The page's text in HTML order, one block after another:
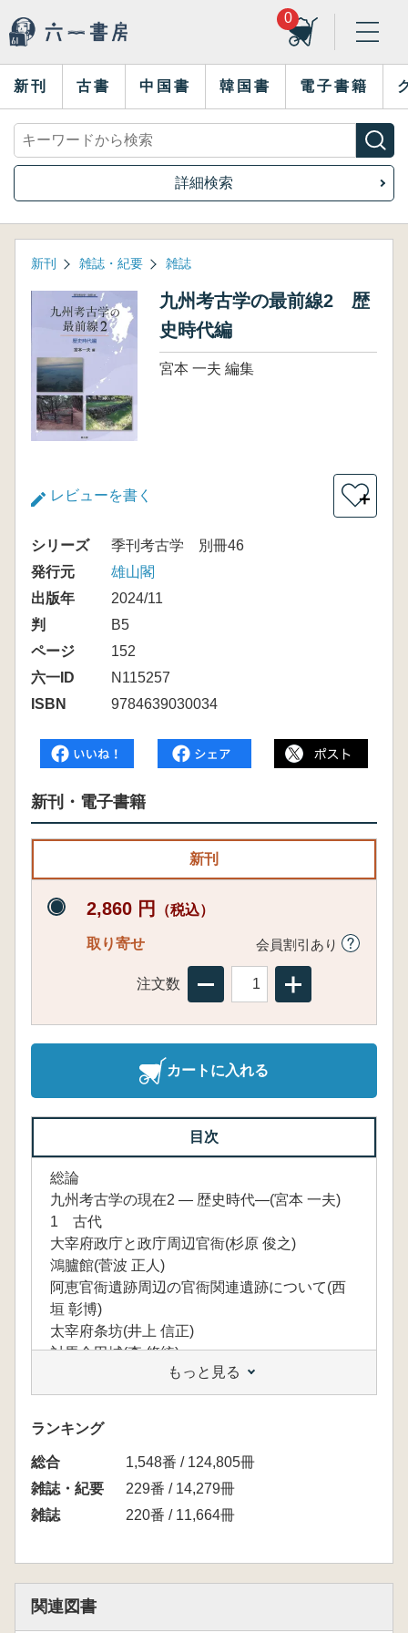
0
新刊 古書 中国書 韓国書 電子書籍
詳細検索
新刊 雑誌・紀要 雑誌
九州考古学の最前線2 歴
史時代編
宮本 一夫 編集
レビューを書く ＋
シリーズ
季刊考古学 別冊46
発行元
雄山閣
出版年
2024/11
判
B5
ページ
152
六一ID
N115257
ISBN
9784639030034
新刊・電子書籍
新刊
2,860 円 （税込）
取り寄せ 会員割引あり
注文数
カートに入れる
目次
総論
九州考古学の現在2 ― 歴史時代―(宮本 一夫)
1 古代
大宰府政庁と政庁周辺官衙(杉原 俊之)
鴻臚館(菅波 正人)
阿恵官衙遺跡周辺の官衙関連遺跡について(西
垣 彰博)
太宰府条坊(井上 信正)
対馬金田城(森 悠統)
大野城(宮地 聡一郎)
基肄城(中島 恒次郎)
大宰府外郭線(吉田 東明)
元岡・桑原遺跡群の製錬炉(長家 伸)
喜界島城久遺跡の調査成果と課題(島袋 未樹)
8～9世紀の水害遺跡(坂上 康俊)
島津荘成立拠点地域における平安時代の考古学
箱崎遺跡(中尾 祐太)
もっと見る
ランキング
総合
1,548番 / 124,805冊
雑誌・紀要
229番 / 14,279冊
雑誌
220番 / 11,664冊
関連図書